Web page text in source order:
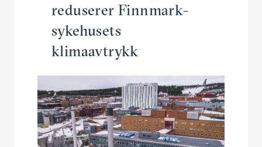
reduserer Finnmark­
syke­husets
klimaavtrykk